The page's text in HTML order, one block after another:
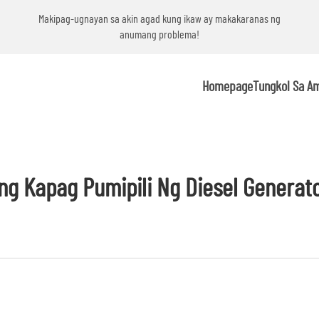
Makipag-ugnayan sa akin agad kung ikaw ay makakaranas ng
anumang problema!
HomepageTungkol Sa
Kapag Pumipili Ng Diesel